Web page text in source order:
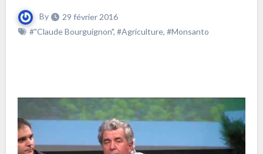
By
29 février 2016
#"Claude Bourguignon", #Agriculture, #Monsanto